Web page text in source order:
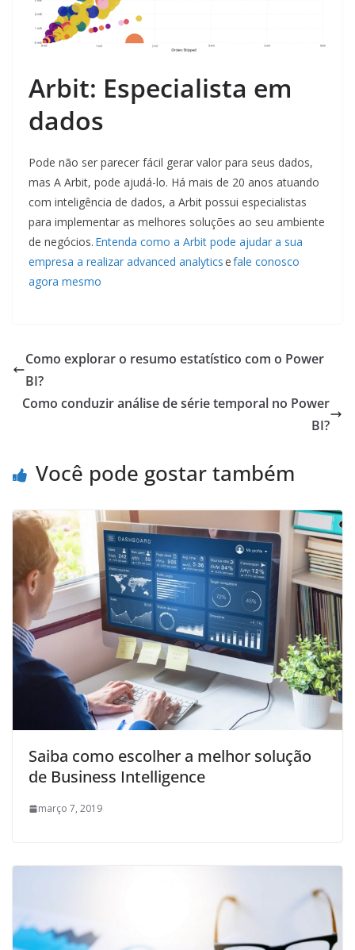
Arbit: Especialista em
dados
Pode não ser parecer fácil gerar valor para seus dados,
mas A Arbit, pode ajudá-lo. Há mais de 20 anos atuando
com inteligência de dados, a Arbit possui especialistas
para implementar as melhores soluções ao seu ambiente
de negócios. Entenda como a Arbit pode ajudar a sua
empresa a realizar advanced analyticsefale conosco
agora mesmo
Como explorar o resumo estatístico com o Power
BI?
Como conduzir análise de série temporal no Power
BI?
Você pode gostar também
Saiba como escolher a melhor solução
de Business Intelligence
março 7, 2019